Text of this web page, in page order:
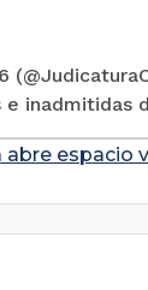
inadmitidas